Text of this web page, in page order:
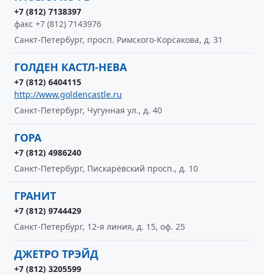
+7 (812) 7138397
факс +7 (812) 7143976
Санкт-Петербург, просп. Римского-Корсакова, д. 31
ГОЛДЕН КАСТЛ-НЕВА
+7 (812) 6404115
http://www.goldencastle.ru
Санкт-Петербург, Чугунная ул., д. 40
ГОРА
+7 (812) 4986240
Санкт-Петербург, Пискарёвский просп., д. 10
ГРАНИТ
+7 (812) 9744429
Санкт-Петербург, 12-я линия, д. 15, оф. 25
ДЖЕТРО ТРЭЙД
+7 (812) 3205599